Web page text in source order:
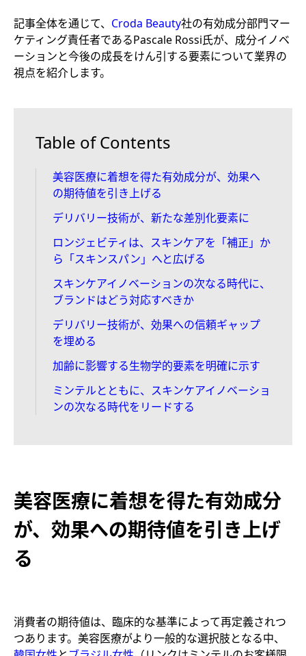
記事全体を通じて、 Croda Beauty社の有効成分部門マー
ケティング責任者であるPascale Rossi氏が、成分イノベ
ーションと今後の成長をけん引する要素について業界の
視点を紹介します。
Table of Contents
美容医療に着想を得た有効成分が、効果へ
の期待値を引き上げる
デリバリー技術が、新たな差別化要素に
ロンジェビティは、スキンケアを「補正」か
ら「スキンスパン」へと広げる
スキンケアイノベーションの次なる時代に、
ブランドはどう対応すべきか
デリバリー技術が、効果への信頼ギャップ
を埋める
加齢に影響する生物学的要素を明確に示す
ミンテルとともに、スキンケアイノベーショ
ンの次なる時代をリードする
美容医療に着想を得た有効成分
が、効果への期待値を引き上げ
る
消費者の期待値は、臨床的な基準によって再定義されつ
つあります。美容医療がより一般的な選択肢となる中、